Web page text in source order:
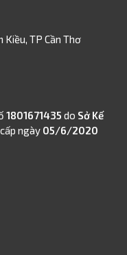
TP Cần Thơ
1801671435 do Sở Kế
cấp ngày 05/6/2020